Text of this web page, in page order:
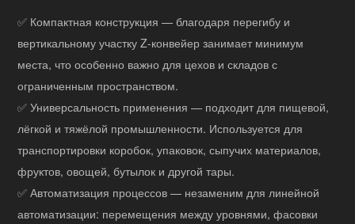
✅ Компактная конструкция — благодаря перегибу и
вертикальному участку Z-конвейер занимает минимум
места, что особенно важно для цехов и складов с
ограниченным пространством.
✅ Универсальность применения — подходит для пищевой,
лёгкой и тяжёлой промышленности. Используется для
транспортировки коробок, упаковок, сыпучих материалов,
фруктов, овощей, бутылок и другой тары.
✅ Автоматизация процессов — незаменим для линейной
автоматизации: перемещения между уровнями, фасовки